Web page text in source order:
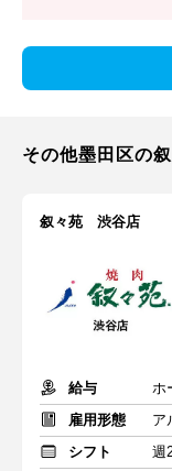
その他墨田区の
叙々苑 渋谷店
給与
雇用形態
ア
シフト
週